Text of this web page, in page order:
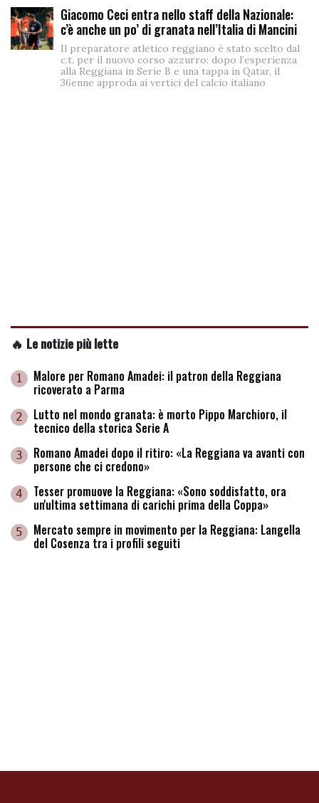
Giacomo Ceci entra nello staff della Nazionale:
c’è anche un po’ di granata nell’Italia di Mancini
Il preparatore atletico reggiano è stato scelto dal
c.t. per il nuovo corso azzurro: dopo l’esperienza
alla Reggiana in Serie B e una tappa in Qatar, il
36enne approda ai vertici del calcio italiano
🔥 Le notizie più lette
1 Malore per Romano Amadei: il patron della Reggiana
ricoverato a Parma
2 Lutto nel mondo granata: è morto Pippo Marchioro, il
tecnico della storica Serie A
3 Romano Amadei dopo il ritiro: «La Reggiana va avanti con
persone che ci credono»
4 Tesser promuove la Reggiana: «Sono soddisfatto, ora
un'ultima settimana di carichi prima della Coppa»
5 Mercato sempre in movimento per la Reggiana: Langella
del Cosenza tra i profili seguiti